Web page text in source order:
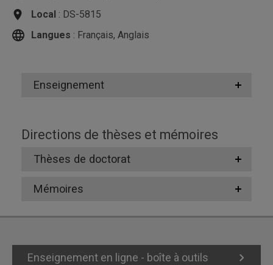
Local : DS-5815
Langues : Français, Anglais
Enseignement
Directions de thèses et mémoires
Thèses de doctorat
Mémoires
Enseignement en ligne - boîte à outils